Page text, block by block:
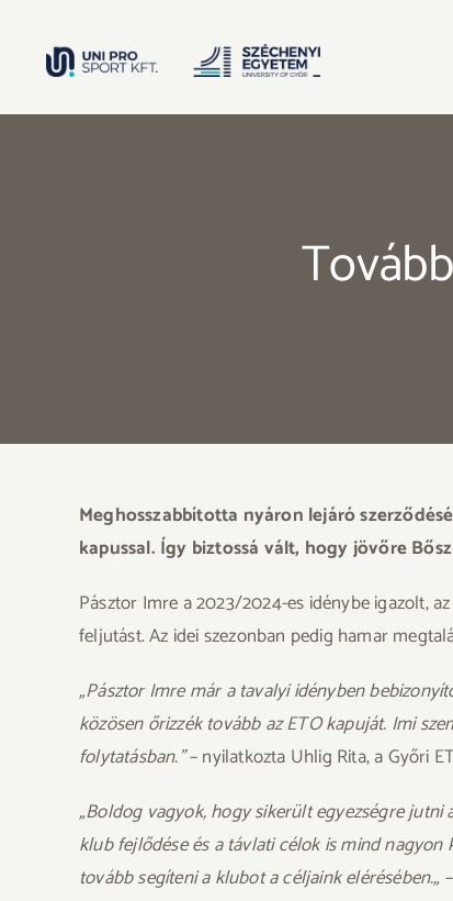
Meghosszabbította nyáron lejáró
kapussal. Így biztossá vált, hogy jövőre
Pásztor Imre a 2023/2024-es idénybe igazolt,
feljutást. Az idei szezonban pedig hamar
„Pásztor Imre már a tavalyi idényben
közösen őrizzék tovább az ETO kapuját. Imi
folytatásban.”– nyilatkozta Uhlig Rita, a Győri
„Boldog vagyok, hogy sikerült egyezségre
klub fejlődése és a távlati célok is mind
tovább segíteni a klubot a céljaink elérésében.„